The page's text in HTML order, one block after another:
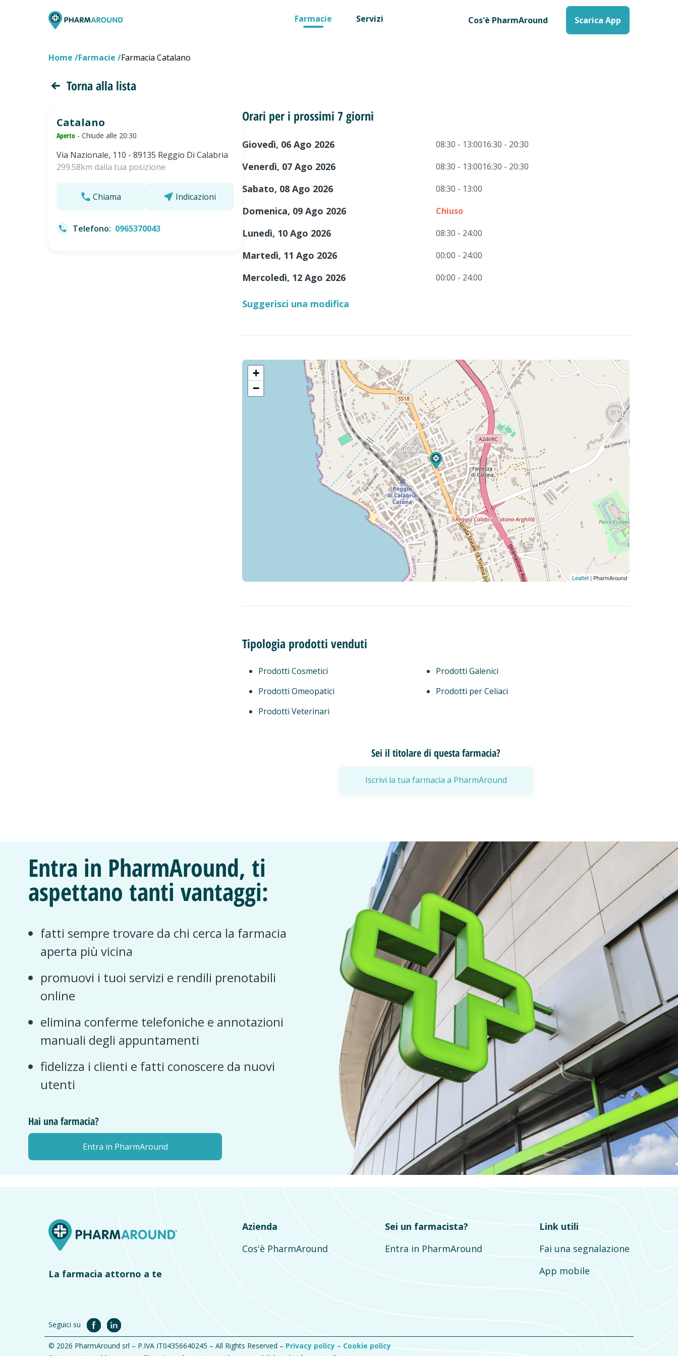
Farmacie Servizi Cos'è PharmAround Scarica App
Home Farmacie Farmacia Catalano
Torna alla lista
Catalano
Aperto - Chiude alle 20:30
Via Nazionale, 110 - 89135 Reggio Di Calabria
299.58km dalla tua posizione
Chiama Indicazioni
Telefono: 0965370043
Orari per i prossimi 7 giorni
Giovedì, 06 Ago 2026 08:30 - 13:0016:30 - 20:30
Venerdì, 07 Ago 2026 08:30 - 13:0016:30 - 20:30
Sabato, 08 Ago 2026 08:30 - 13:00
Domenica, 09 Ago 2026 Chiuso
Lunedì, 10 Ago 2026 08:30 - 24:00
Martedì, 11 Ago 2026 00:00 - 24:00
Mercoledì, 12 Ago 2026 00:00 - 24:00
Suggerisci una modifica
+
−
Leaflet | PharmAround
Tipologia prodotti venduti
Prodotti Cosmetici
Prodotti Galenici
Prodotti Omeopatici
Prodotti per Celiaci
Prodotti Veterinari
Sei il titolare di questa farmacia?
Iscrivi la tua farmacia a PharmAround
Entra in PharmAround, ti
aspettano tanti vantaggi:
fatti sempre trovare da chi cerca la farmacia
aperta più vicina
promuovi i tuoi servizi e rendili prenotabili
online
elimina conferme telefoniche e annotazioni
manuali degli appuntamenti
fidelizza i clienti e fatti conoscere da nuovi
utenti
Hai una farmacia?
Entra in PharmAround
La farmacia attorno a te
Azienda
Cos'è PharmAround
Sei un farmacista?
Entra in PharmAround
Link utili
Fai una segnalazione
App mobile
Seguici su
© 2026 PharmAround srl – P.IVA IT04356640245 – All Rights Reserved – Privacy policy – Cookie policy